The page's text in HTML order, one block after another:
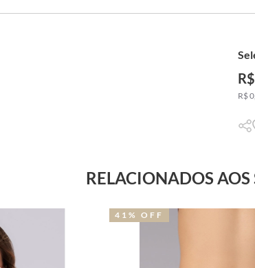
R$
RELACIONADOS AOS
41% OFF